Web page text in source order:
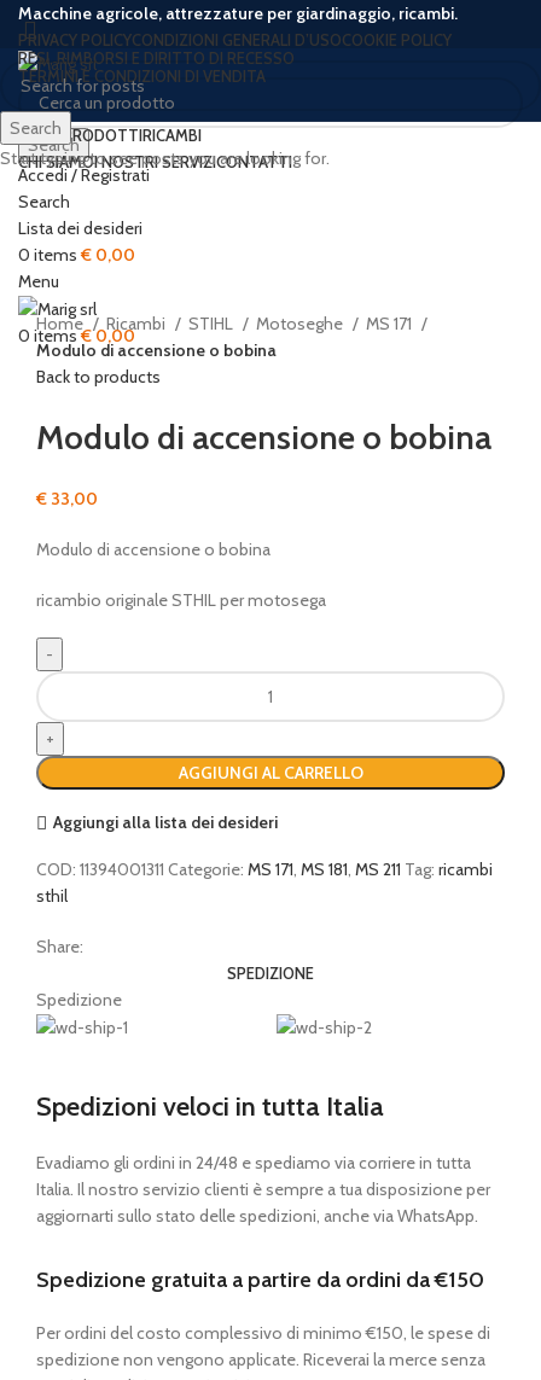
Macchine agricole, attrezzature per giardinaggio, ricambi.
PRIVACY POLICYCONDIZIONI GENERALI D’USOCOOKIE POLICY
RESI, RIMBORSI E DIRITTO DI RECESSO
TERMINI E CONDIZIONI DI VENDITA
Search
Accedi / Registrati
Search
Lista dei desideri
0 items € 0,00
Menu
0 items€0,00
HOME PRODOTTIRICAMBI
CHI SIAMOI NOSTRI SERVIZICONTATTI
Home Ricambi STIHL Motoseghe
MS 171
Modulo di accensione o bobina
Back to products
Modulo di accensione o bobina
€ 33,00
Modulo di accensione o bobina
ricambio originale STHIL per motosega
Modulo
di
accensione
o
bobina
quantità
AGGIUNGI AL CARRELLO
Aggiungi alla lista dei desideri
COD: 11394001311 Categorie: MS 171 MS 181 MS 211 Tag: ricambi
sthil
Share:
SPEDIZIONE
Spedizione
Spedizioni veloci in tutta Italia
Evadiamo gli ordini in 24/48 e spediamo via corriere in tutta
Italia. Il nostro servizio clienti è sempre a tua disposizione per
aggiornarti sullo stato delle spedizioni, anche via WhatsApp.
Spedizione gratuita a partire da ordini da €150
Per ordini del costo complessivo di minimo €150, le spese di
spedizione non vengono applicate. Riceverai la merce senza
Search
Start typing to see posts you are looking for.